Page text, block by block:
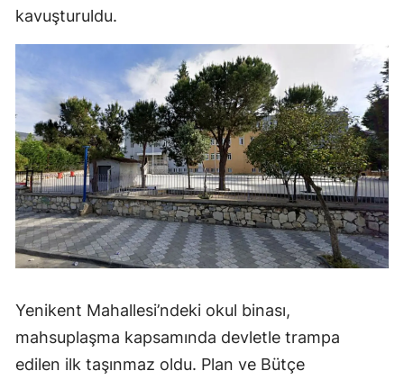
kavuşturuldu.
Yenikent Mahallesi’ndeki okul binası,
mahsuplaşma kapsamında devletle trampa
edilen ilk taşınmaz oldu. Plan ve Bütçe